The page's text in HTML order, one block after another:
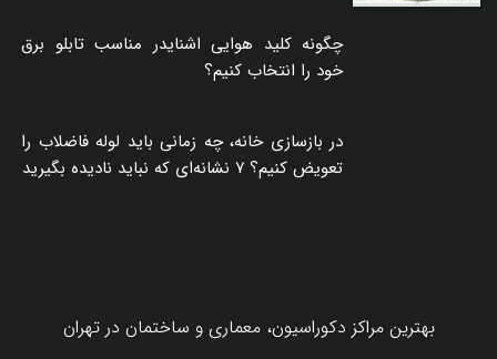
چگونه کلید هوایی اشنایدر مناسب تابلو برق
خود را انتخاب کنیم؟
در بازسازی خانه، چه زمانی باید لوله فاضلاب را
تعویض کنیم؟ ۷ نشانه‌ای که نباید نادیده بگیرید
بهترین مراکز دکوراسیون، معماری و ساختمان در تهران